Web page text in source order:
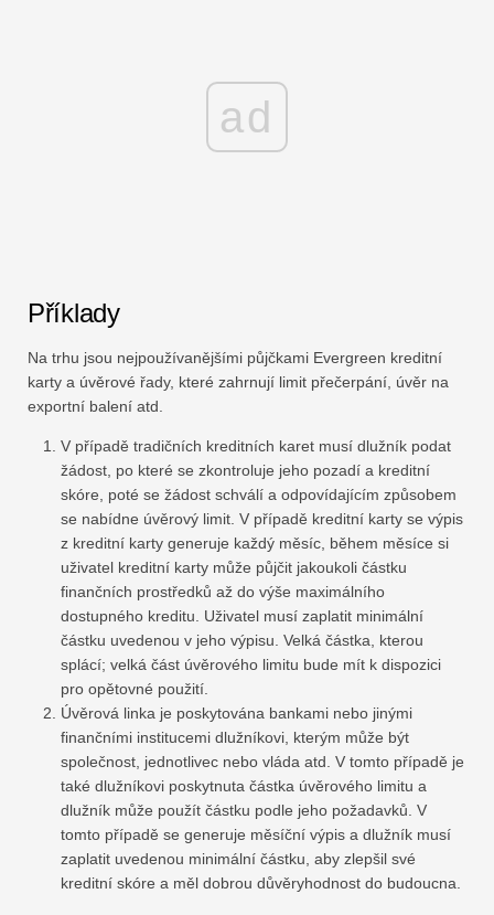
ad
Příklady
Na trhu jsou nejpoužívanějšími půjčkami Evergreen kreditní
karty a úvěrové řady, které zahrnují limit přečerpání, úvěr na
exportní balení atd.
V případě tradičních kreditních karet musí dlužník podat
žádost, po které se zkontroluje jeho pozadí a kreditní
skóre, poté se žádost schválí a odpovídajícím způsobem
se nabídne úvěrový limit. V případě kreditní karty se výpis
z kreditní karty generuje každý měsíc, během měsíce si
uživatel kreditní karty může půjčit jakoukoli částku
finančních prostředků až do výše maximálního
dostupného kreditu. Uživatel musí zaplatit minimální
částku uvedenou v jeho výpisu. Velká částka, kterou
splácí; velká část úvěrového limitu bude mít k dispozici
pro opětovné použití.
Úvěrová linka je poskytována bankami nebo jinými
finančními institucemi dlužníkovi, kterým může být
společnost, jednotlivec nebo vláda atd. V tomto případě je
také dlužníkovi poskytnuta částka úvěrového limitu a
dlužník může použít částku podle jeho požadavků. V
tomto případě se generuje měsíční výpis a dlužník musí
zaplatit uvedenou minimální částku, aby zlepšil své
kreditní skóre a měl dobrou důvěryhodnost do budoucna.